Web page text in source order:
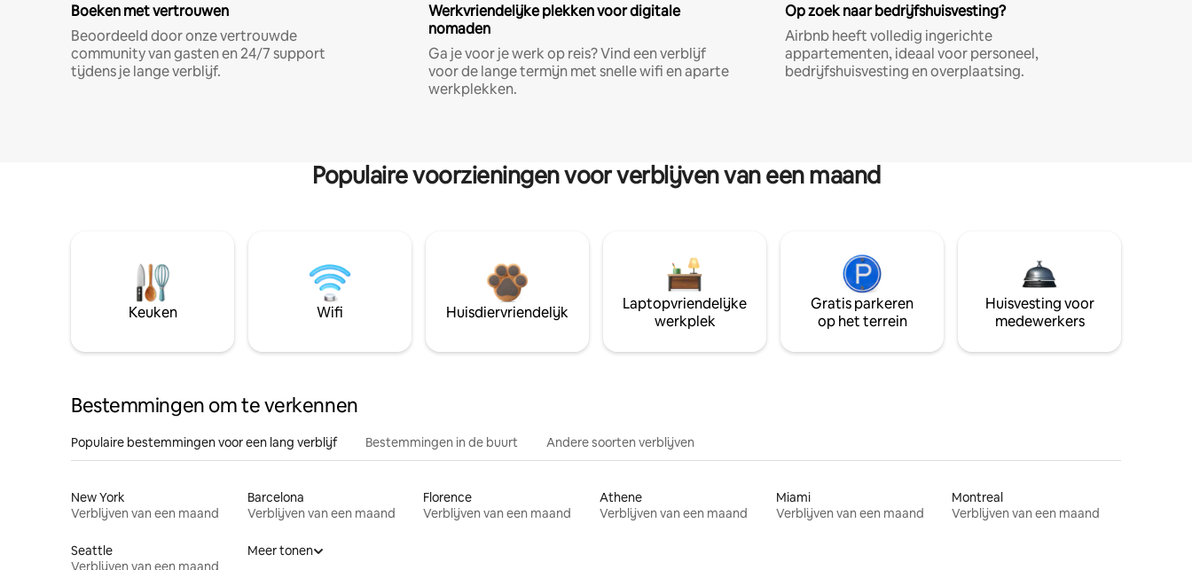
Boeken met vertrouwen
Beoordeeld door onze vertrouwde
community van gasten en 24/7 support
tijdens je lange verblijf.
Werkvriendelijke plekken voor digitale
nomaden
Ga je voor je werk op reis? Vind een verblijf
voor de lange termijn met snelle wifi en aparte
werkplekken.
Op zoek naar bedrijfshuisvesting?
Airbnb heeft volledig ingerichte
appartementen, ideaal voor personeel,
bedrijfshuisvesting en overplaatsing.
Populaire voorzieningen voor verblijven van een maand
Keuken Wifi Huisdiervriendelijk
Laptopvriendelijke
werkplek
Gratis parkeren
op het terrein
Huisvesting voor
medewerkers
Bestemmingen om te verkennen
Populaire bestemmingen voor een lang verblijf Bestemmingen in de buurt Andere soorten verblijven
New York
Verblijven van een maand
Barcelona
Verblijven van een maand
Florence
Verblijven van een maand
Athene
Verblijven van een maand
Miami
Verblijven van een maand
Montreal
Verblijven van een maand
Seattle
Verblijven van een maand
Meer tonen